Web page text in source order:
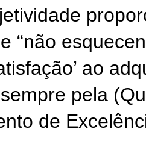
“não
ao
pela
de